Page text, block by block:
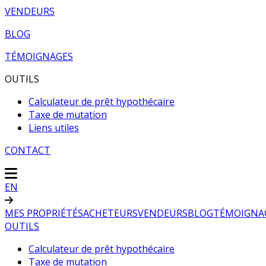
VENDEURS
BLOG
TÉMOIGNAGES
OUTILS
Calculateur de prêt hypothécaire
Taxe de mutation
Liens utiles
CONTACT
EN
MES PROPRIÉTÉSACHETEURSVENDEURSBLOG
OUTILS
Calculateur de prêt hypothécaire
Taxe de mutation